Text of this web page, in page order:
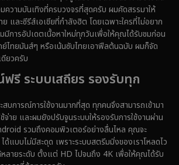
ความบันเทิงที่ครบวงจรที่สุดครับ ผมคัดสรรมาให้
และซีรีส์เอเชียที่กำลังฮิต โดยเฉพาะใครที่ไม่อยาก
มีการอัปเดตเนื้อหาใหม่ทุกวันเพื่อให้คุณได้รับชมก่อน
ย์ไทยมันส์ๆ หรือเน้นซับไทยเอาฟีลต้นฉบับ ผมก็จัด
ดียวครับ
รี ระบบเสถียร รองรับทุก
บการณ์การใช้งานมากที่สุด ทุกคนจึงสามารถเข้ามา
จ่าย และผมยังปรับจูนระบบให้รองรับการใช้งานผ่าน
รวมถึงคอมพิวเตอร์อย่างลื่นไหล คุณจะ
ได้แบบไม่มีสะดุด เพราะระบบสตรีมมิ่งของเราโหลดไว
หลายระดับ ตั้งแต่ HD ไปจนถึง 4K เพื่อให้คุณได้รับ